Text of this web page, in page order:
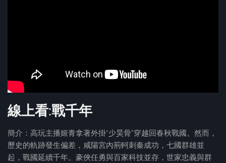
線上看:戰千年
簡介：高玩主播姬青拿著外掛“少昊骨”穿越回春秋戰國。然而，
歷史的軌跡發生偏差，咸陽宮內荊軻刺秦成功，七國群雄並
起，戰國延續千年。豪俠任勇與百家科技並存，世家忠義與群